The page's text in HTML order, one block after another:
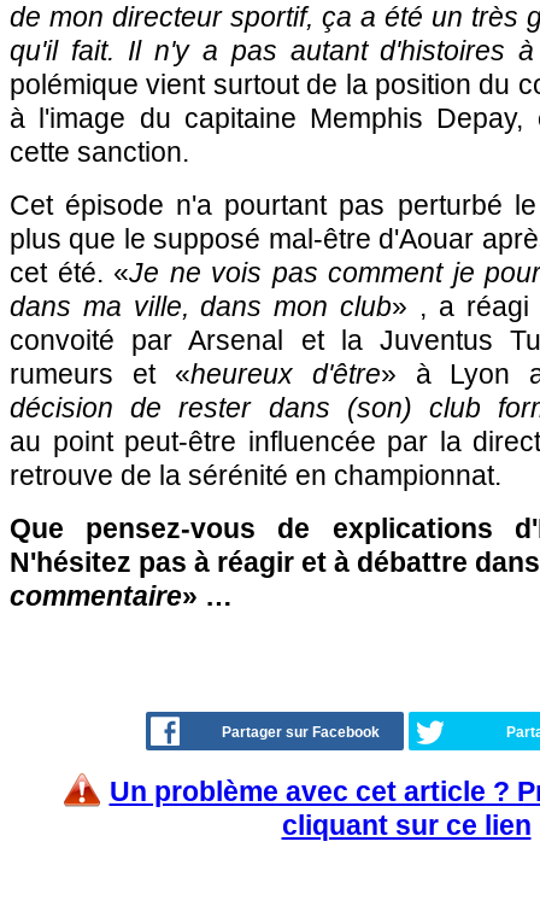
de mon directeur sportif, ça a été un très
qu'il fait. Il n'y a pas autant d'histoires
polémique vient surtout de la position du
à l'image du capitaine Memphis Depay,
cette sanction.
Cet épisode n'a pourtant pas perturbé
plus que le supposé mal-être d'Aouar
cet été. «Je ne vois pas comment je
dans ma ville, dans mon club» , a réagi
convoité par Arsenal et la Juventus
rumeurs et «heureux d'être» à Lyon
décision de rester dans (son) club
au point peut-être influencée par la
retrouve de la sérénité en championnat.
Que pensez-vous de explications
N'hésitez pas à réagir et à débattre
commentaire» …
Partager sur Facebook
Un problème avec cet article ?
cliquant sur ce lien